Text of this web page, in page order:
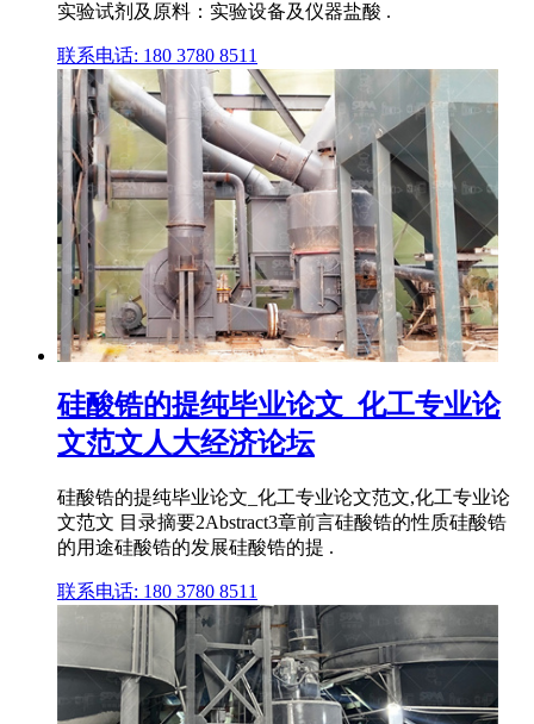
实验试剂及原料：实验设备及仪器盐酸 .
联系电话: 180 3780 8511
硅酸锆的提纯毕业论文_化工专业论
文范文人大经济论坛
硅酸锆的提纯毕业论文_化工专业论文范文,化工专业论
文范文 目录摘要2Abstract3章前言硅酸锆的性质硅酸锆
的用途硅酸锆的发展硅酸锆的提 .
联系电话: 180 3780 8511